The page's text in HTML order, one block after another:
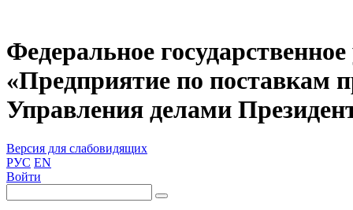
Федеральное
«Предприятие по поставкам
Управления делами
Версия для слабовидящих
РУС EN
Войти